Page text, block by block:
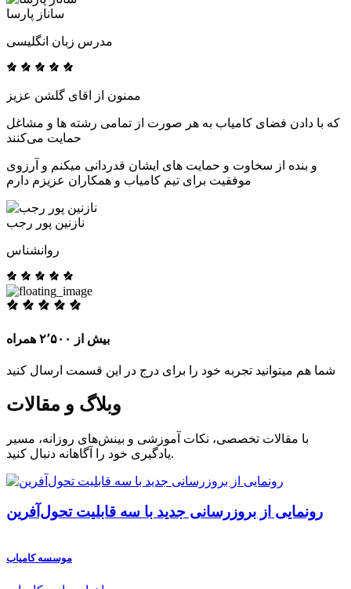
ساناز پارسا
مدرس زبان انگلیسی
که با دادن فضای کامیاب به هر صورت از تمامی رشته ها و مشاغل
حمایت می‌کنند
و بنده از سخاوت و حمایت های ایشان قدردانی میکنم و آرزوی
موفقیت برای تیم کامیاب و همکاران عزیزم دارم
نازنین پور رجب
روانشناس
بیش از ۲٬۵۰۰ همراه
شما هم میتوانید تجربه خود را برای درج در این قسمت ارسال کنید
وبلاگ و مقالات
با مقالات تخصصی، نکات آموزشی و بینش‌های روزانه، مسیر
یادگیری خود را آگاهانه دنبال کنید.
رونمایی از بروزرسانی جدید با سه قابلیت تحول‌آفرین
موسسه کامیاب